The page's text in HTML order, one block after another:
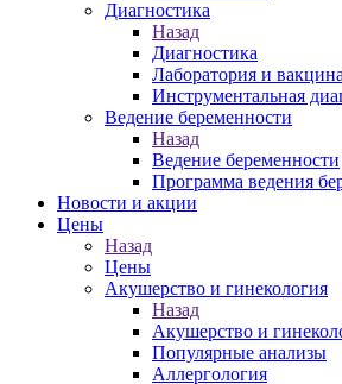
Диагностика
Назад
Диагностика
Лаборатория и
Инструментальная
Ведение беременности
Назад
Ведение беременности
Программа ведения
Новости и акции
Цены
Назад
Цены
Акушерство и гинекология
Назад
Акушерство и
Популярные анализы
Аллергология